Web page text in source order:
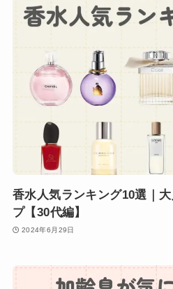
香水人気ランキング10選｜
プ【30代編】
2024年6月29日